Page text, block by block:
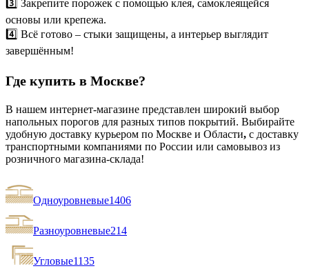
3️⃣ Закрепите порожек с помощью клея, самоклеящейся
основы или крепежа.
4️⃣ Всё готово – стыки защищены, а интерьер выглядит
завершённым!
Где купить в Москве?
В нашем интернет-магазине представлен широкий выбор
напольных порогов для разных типов покрытий. Выбирайте
удобную доставку курьером по Москве и Области, с доставку
транспортными компаниями по России или самовывоз из
розничного магазина-склада!
Одноуровневые1406
Разноуровневые214
Угловые1135